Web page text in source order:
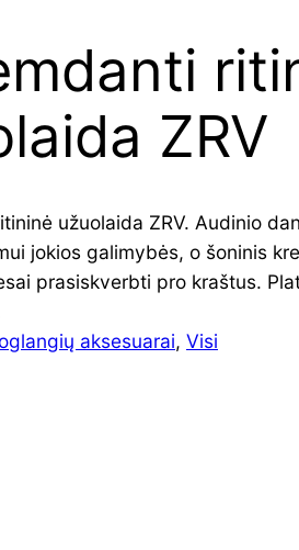
ZRV
užuolaida ZRV. Audinio
jokios galimybės, o šoninis
prasiskverbti pro kraštus.
aksesuarai, Visi